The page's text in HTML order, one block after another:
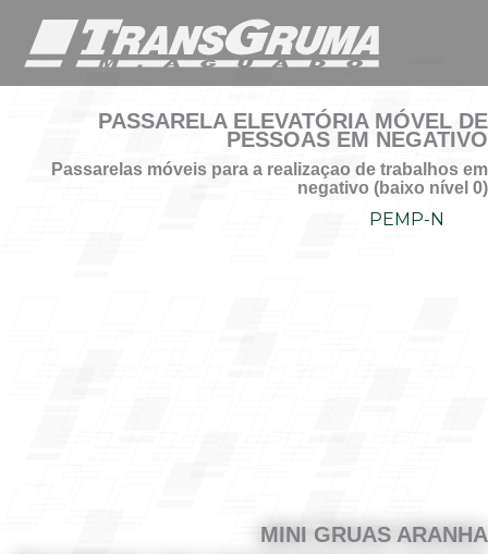
content
PASSARELA ELEVATÓRIA MÓVEL DE
PESSOAS EM NEGATIVO
Passarelas móveis para a realizaçao de trabalhos em
negativo (baixo nível 0)
PEMP-N
MINI GRUAS ARANHA